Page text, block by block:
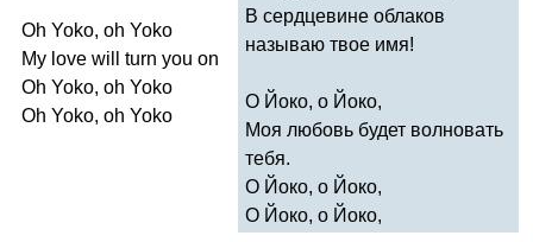
Oh Yoko, oh Yoko
My love will turn you on
Oh Yoko, oh Yoko
Oh Yoko, oh Yoko
В сердцевине облаков
называю твое имя!
О Йоко, о Йоко,
Моя любовь будет волновать
тебя.
О Йоко, о Йоко,
О Йоко, о Йоко,